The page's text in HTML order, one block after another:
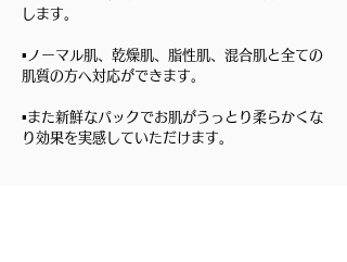
します。
▪️ノーマル肌、乾燥肌、脂性肌、混合肌と全ての
肌質の方へ対応ができます。
▪️また新鮮なパックでお肌がうっとり柔らかくな
り効果を実感していただけます。